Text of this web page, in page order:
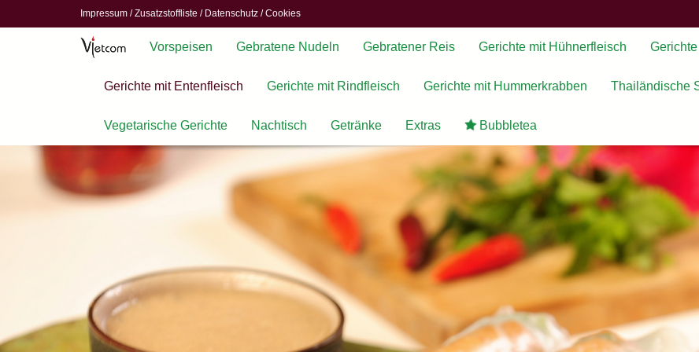
Impressum / Zusatzstoffliste / Datenschutz / Cookies
Vorspeisen Gebratene Nudeln Gebratener Reis Gerichte mit Hühnerfleisch
Gerichte mit Entenfleisch Gerichte mit Rindfleisch Gerichte mit Hummerkrabben Thailändische
Vegetarische Gerichte Nachtisch Getränke Extras Bubbletea